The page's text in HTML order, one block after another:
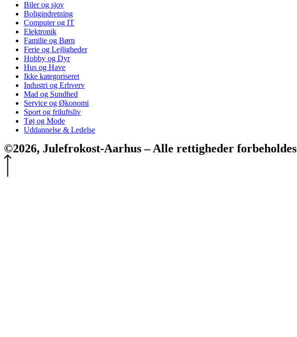
Biler og sjov
Boligindretning
Computer og IT
Elektronik
Familie og Børn
Ferie og Lejligheder
Hobby og Dyr
Hus og Have
Ikke kategoriseret
Industri og Erhverv
Mad og Sundhed
Service og Økonomi
Sport og friluftsliv
Tøj og Mode
Uddannelse & Ledelse
©2026, Julefrokost-Aarhus – Alle rettigheder forbeholdes